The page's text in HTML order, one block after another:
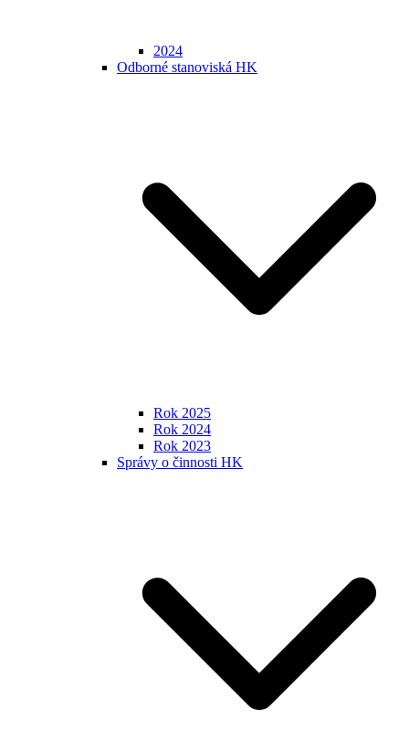
2024
Odborné stanoviská HK
Rok 2025
Rok 2024
Rok 2023
Správy o činnosti HK